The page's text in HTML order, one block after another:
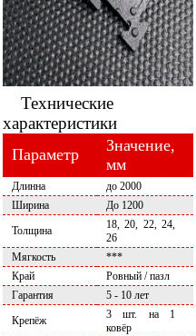
Технические
характеристики
Параметр
Значение,
мм
Длинна
до 2000
Ширина
До 1200
Толщина
18, 20, 22, 24,
26
Мягкость
***
Край
Ровный / пазл
Гарантия
5 - 10 лет
Крепёж
3 шт. на 1
ковёр